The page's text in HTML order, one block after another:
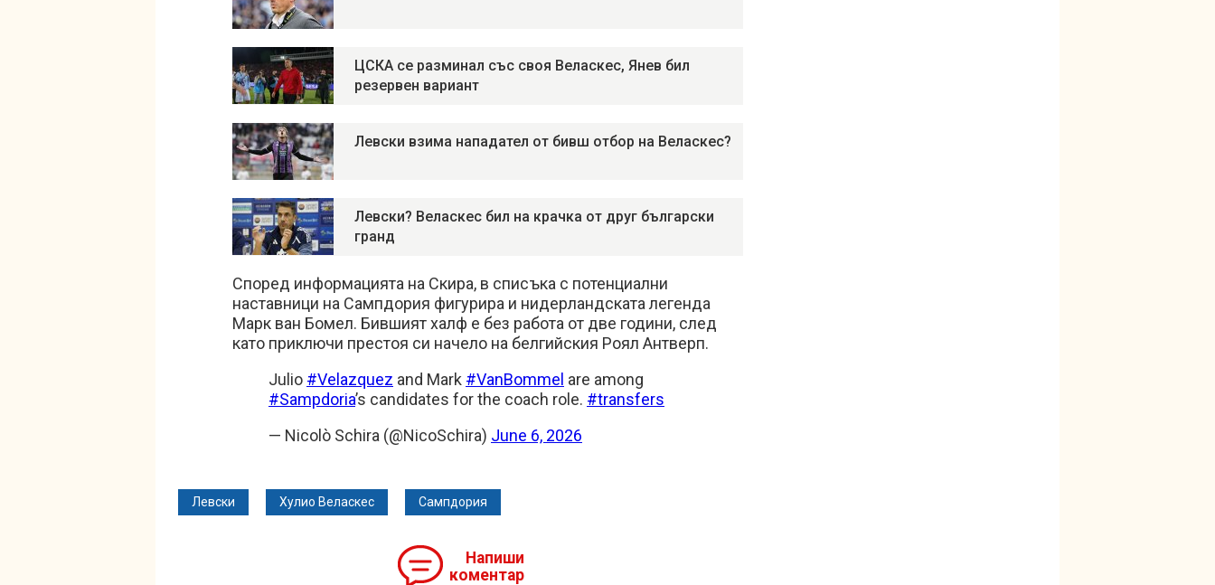
ЦСКА се разминал със своя Веласкес, Янев бил
резервен вариант
Левски взима нападател от бивш отбор на Веласкес?
Левски? Веласкес бил на крачка от друг български
гранд
Според информацията на Скира, в списъка с потенциални
наставници на Сампдория фигурира и нидерландската легенда
Марк ван Бомел. Бившият халф е без работа от две години, след
като приключи престоя си начело на белгийския Роял Антверп.
Julio #Velazquez and Mark #VanBommel are among
#Sampdoria’s candidates for the coach role. #transfers
— Nicolò Schira (@NicoSchira) June 6, 2026
Левски Хулио Веласкес Сампдория
Напиши
коментар